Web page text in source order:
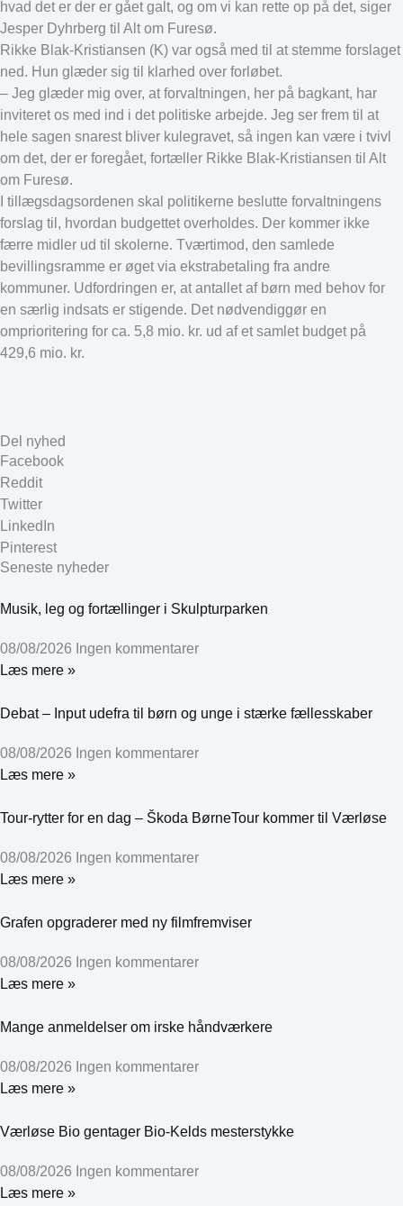
hvad det er der er gået galt, og om vi kan rette op på det, siger
Jesper Dyhrberg til Alt om Furesø.
Rikke Blak-Kristiansen (K) var også med til at stemme forslaget
ned. Hun glæder sig til klarhed over forløbet.
– Jeg glæder mig over, at forvaltningen, her på bagkant, har
inviteret os med ind i det politiske arbejde. Jeg ser frem til at
hele sagen snarest bliver kulegravet, så ingen kan være i tvivl
om det, der er foregået, fortæller Rikke Blak-Kristiansen til Alt
om Furesø.
I tillægsdagsordenen skal politikerne beslutte forvaltningens
forslag til, hvordan budgettet overholdes. Der kommer ikke
færre midler ud til skolerne. Tværtimod, den samlede
bevillingsramme er øget via ekstrabetaling fra andre
kommuner. Udfordringen er, at antallet af børn med behov for
en særlig indsats er stigende. Det nødvendiggør en
omprioritering for ca. 5,8 mio. kr. ud af et samlet budget på
429,6 mio. kr.
Del nyhed
Facebook
Reddit
Twitter
LinkedIn
Pinterest
Seneste nyheder
Musik, leg og fortællinger i Skulpturparken
08/08/2026 Ingen kommentarer
Læs mere »
Debat – Input udefra til børn og unge i stærke fællesskaber
08/08/2026 Ingen kommentarer
Læs mere »
Tour-rytter for en dag – Škoda BørneTour kommer til Værløse
08/08/2026 Ingen kommentarer
Læs mere »
Grafen opgraderer med ny filmfremviser
08/08/2026 Ingen kommentarer
Læs mere »
Mange anmeldelser om irske håndværkere
08/08/2026 Ingen kommentarer
Læs mere »
Værløse Bio gentager Bio-Kelds mesterstykke
08/08/2026 Ingen kommentarer
Læs mere »